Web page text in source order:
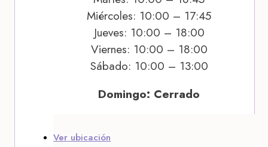
Miércoles: 10:00 – 17:45
Jueves: 10:00 – 18:00
Viernes: 10:00 – 18:00
Sábado: 10:00 – 13:00
Domingo: Cerrado
Ver ubicación